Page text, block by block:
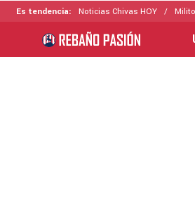
Es tendencia: Noticias Chivas HOY